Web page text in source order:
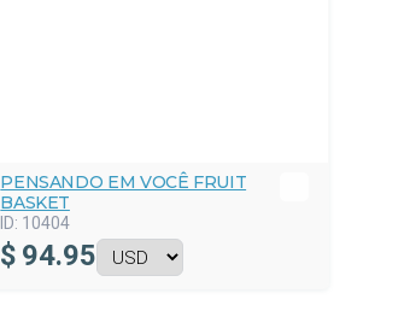
PENSANDO EM VOCÊ FRUIT
BASKET
ID: 10404
$ 94.95